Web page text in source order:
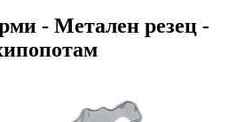
- Метален резец -